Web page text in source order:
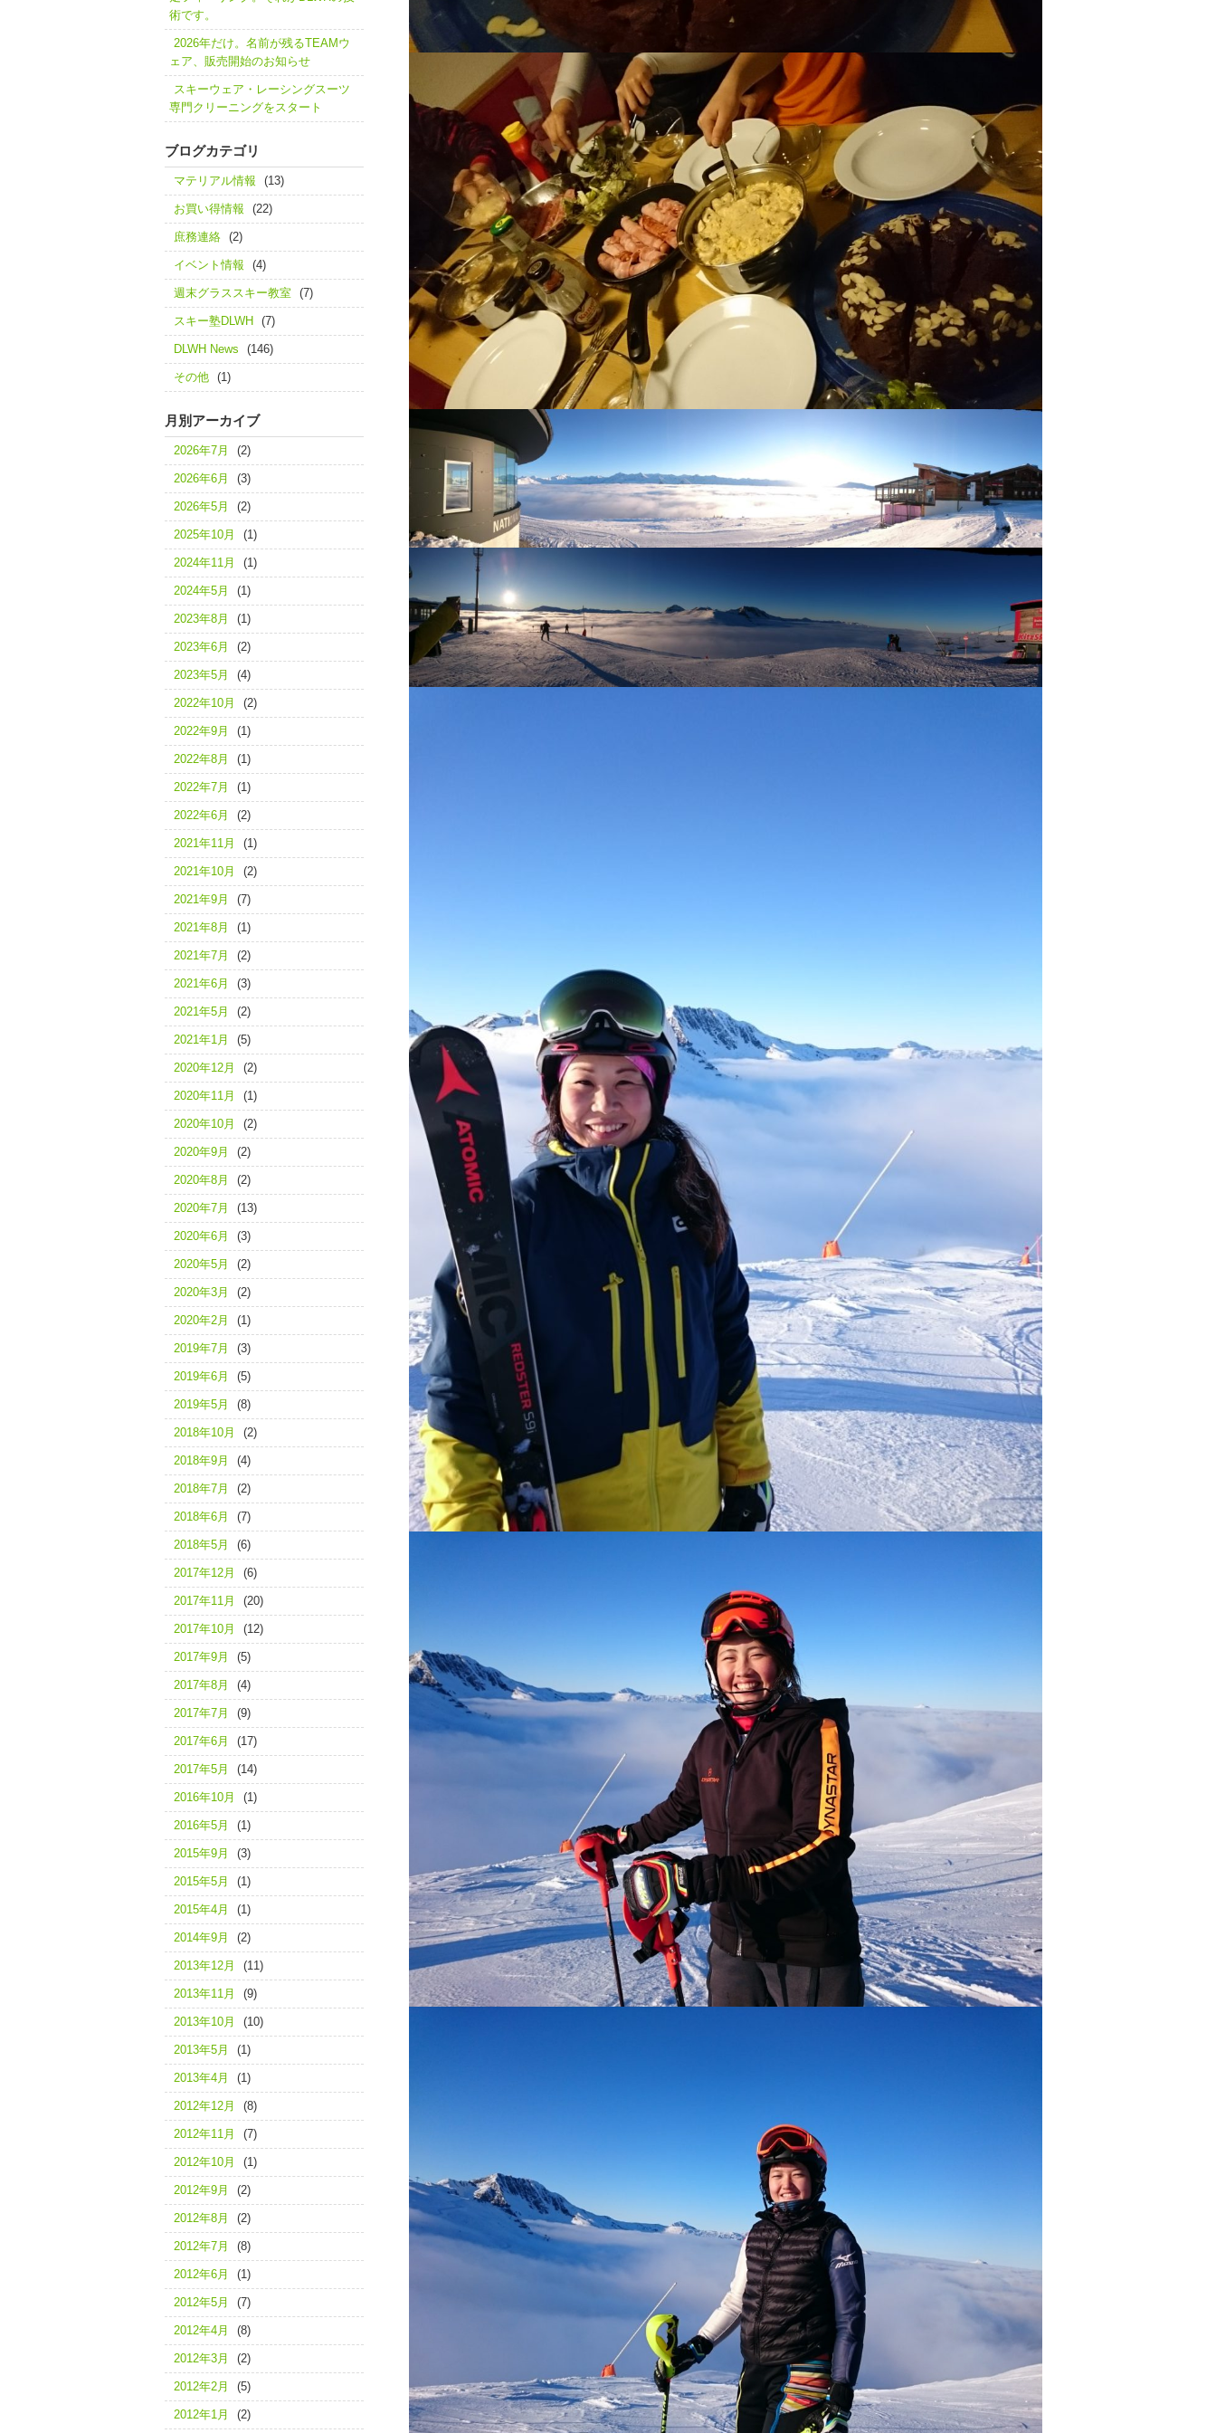
術です。
2026年だけ。名前が残るTEAMウ
ェア、販売開始のお知らせ
スキーウェア・レーシングスーツ
専門クリーニングをスタート
ブログカテゴリ
マテリアル情報 (13)
お買い得情報 (22)
庶務連絡 (2)
イベント情報 (4)
週末グラススキー教室 (7)
スキー塾DLWH (7)
DLWH News (146)
その他 (1)
月別アーカイブ
2026年7月 (2)
2026年6月 (3)
2026年5月 (2)
2025年10月 (1)
2024年11月 (1)
2024年5月 (1)
2023年8月 (1)
2023年6月 (2)
2023年5月 (4)
2022年10月 (2)
2022年9月 (1)
2022年8月 (1)
2022年7月 (1)
2022年6月 (2)
2021年11月 (1)
2021年10月 (2)
2021年9月 (7)
2021年8月 (1)
2021年7月 (2)
2021年6月 (3)
2021年5月 (2)
2021年1月 (5)
2020年12月 (2)
2020年11月 (1)
2020年10月 (2)
2020年9月 (2)
2020年8月 (2)
2020年7月 (13)
2020年6月 (3)
2020年5月 (2)
2020年3月 (2)
2020年2月 (1)
2019年7月 (3)
2019年6月 (5)
2019年5月 (8)
2018年10月 (2)
2018年9月 (4)
2018年7月 (2)
2018年6月 (7)
2018年5月 (6)
2017年12月 (6)
2017年11月 (20)
2017年10月 (12)
2017年9月 (5)
2017年8月 (4)
2017年7月 (9)
2017年6月 (17)
2017年5月 (14)
2016年10月 (1)
2016年5月 (1)
2015年9月 (3)
2015年5月 (1)
2015年4月 (1)
2014年9月 (2)
2013年12月 (11)
2013年11月 (9)
2013年10月 (10)
2013年5月 (1)
2013年4月 (1)
2012年12月 (8)
2012年11月 (7)
2012年10月 (1)
2012年9月 (2)
2012年8月 (2)
2012年7月 (8)
2012年6月 (1)
2012年5月 (7)
2012年4月 (8)
2012年3月 (2)
2012年2月 (5)
2012年1月 (2)